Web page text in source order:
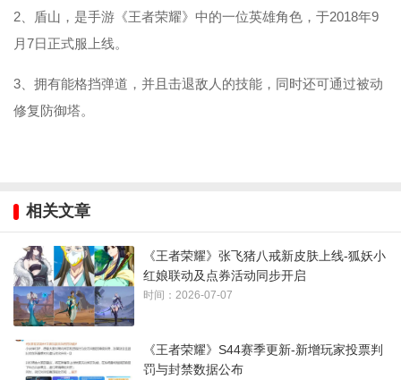
2、盾山，是手游《王者荣耀》中的一位英雄角色，于2018年9
月7日正式服上线。
3、拥有能格挡弹道，并且击退敌人的技能，同时还可通过被动
修复防御塔。
相关文章
《王者荣耀》张飞猪八戒新皮肤上线-狐妖小
红娘联动及点券活动同步开启
时间：2026-07-07
《王者荣耀》S44赛季更新-新增玩家投票判
罚与封禁数据公布